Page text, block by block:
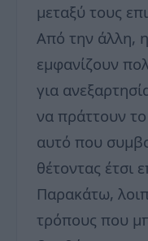
μεταξύ τους
Από την άλλη,
εμφανίζουν
για
να πράττουν
αυτό που
θέτοντας έτσι
Παρακάτω,
τρόπους που